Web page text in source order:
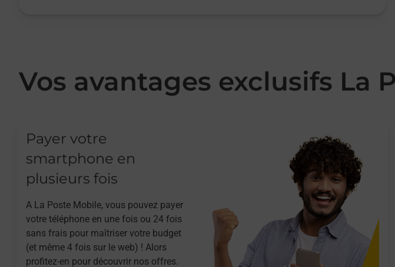
Vos avantages exclusifs La
Payer votre
smartphone en
plusieurs fois
A La Poste Mobile, vous pouvez payer
votre téléphone en une fois ou 24 fois
sans frais pour maîtriser votre budget
(et même 4 fois sur le web) ! Alors
profitez-en pour découvrir nos offres.